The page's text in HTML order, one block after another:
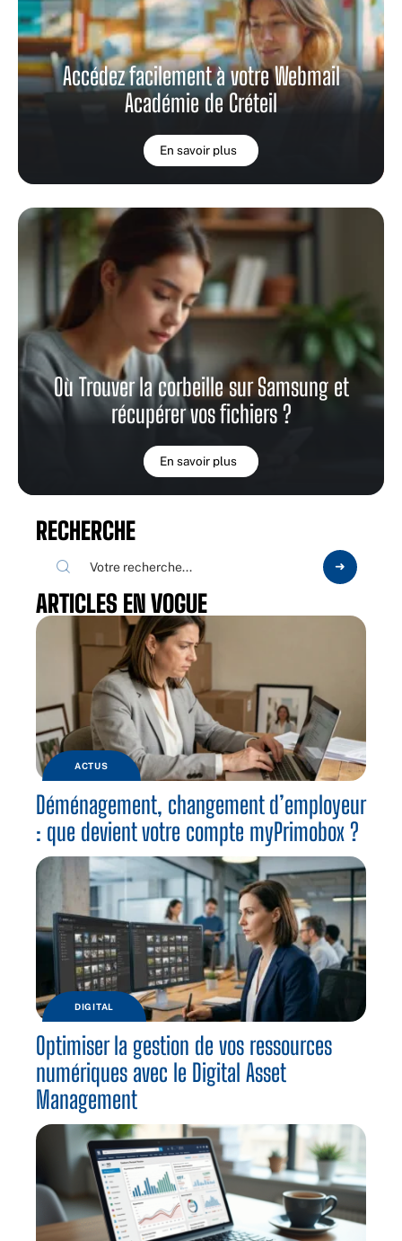
Accédez facilement à votre Webmail
Académie de Créteil
En savoir plus
Où Trouver la corbeille sur Samsung et
récupérer vos fichiers ?
En savoir plus
RECHERCHE
ARTICLES EN VOGUE
ACTUS
Déménagement, changement d’employeur
: que devient votre compte myPrimobox ?
DIGITAL
Optimiser la gestion de vos ressources
numériques avec le Digital Asset
Management